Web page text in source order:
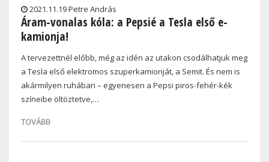
2021.11.19 Petre András
Áram-vonalas kóla: a Pepsié a Tesla első e-
kamionja!
A tervezettnél előbb, még az idén az utakon csodálhatjuk meg
a Tesla első elektromos szuperkamionját, a Semit. És nem is
akármilyen ruhában – egyenesen a Pepsi piros-fehér-kék
színeibe öltöztetve,…
TOVÁBB